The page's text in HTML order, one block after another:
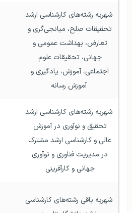
آموزش رسانه
جهانی و کارآفرینی